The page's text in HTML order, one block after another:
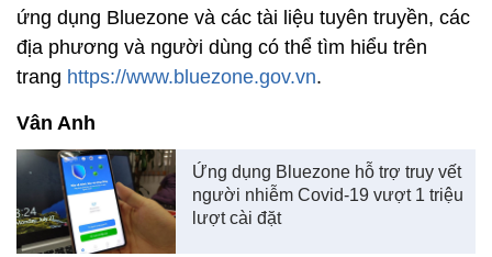
ứng dụng Bluezone và các tài liệu tuyên truyền, các
địa phương và người dùng có thể tìm hiểu trên
trang https://www.bluezone.gov.vn.
Vân Anh
Ứng dụng Bluezone hỗ trợ truy vết
người nhiễm Covid-19 vượt 1 triệu
lượt cài đặt